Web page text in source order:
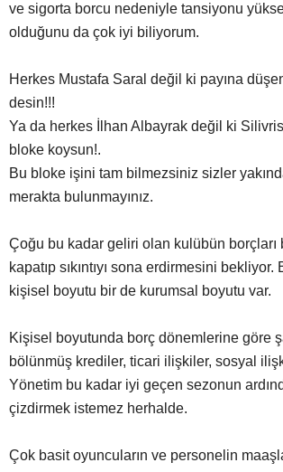
ve sigorta borcu nedeniyle tansiyonu
olduğunu da çok iyi biliyorum.
Herkes Mustafa Saral değil ki payına
desin!!!
Ya da herkes İlhan Albayrak değil ki
bloke koysun!.
Bu bloke işini tam bilmezsiniz sizler
merakta bulunmayınız.
Çoğu bu kadar geliri olan kulübün borçları
kapatıp sıkıntıyı sona erdirmesini
kişisel boyutu bir de kurumsal boyutu var.
Kişisel boyutunda borç dönemlerine göre
bölünmüş krediler, ticari ilişkiler, sosyal
Yönetim bu kadar iyi geçen sezonun
çizdirmek istemez herhalde.
Çok basit oyuncuların ve personelin